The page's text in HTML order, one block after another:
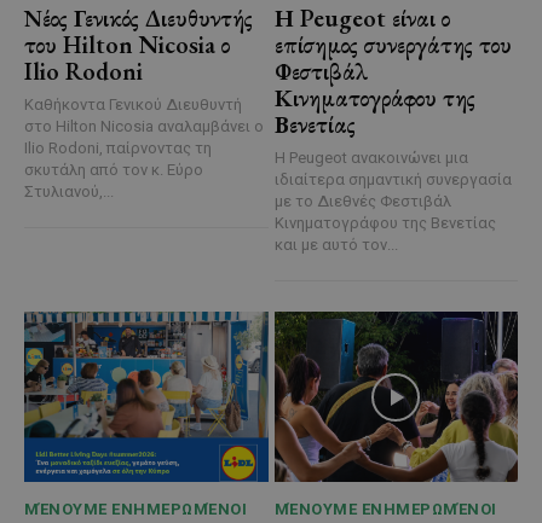
Νέος Γενικός Διευθυντής
του Hilton Nicosia ο
Ilio Rodoni
Καθήκοντα Γενικού Διευθυντή
στο Hilton Nicosia αναλαμβάνει ο
Ilio Rodoni, παίρνοντας τη
σκυτάλη από τον κ. Εύρο
Στυλιανού,...
Η Peugeot είναι ο
επίσημος συνεργάτης του
Φεστιβάλ
Κινηματογράφου της
Βενετίας
Η Peugeot ανακοινώνει μια
ιδιαίτερα σημαντική συνεργασία
με το Διεθνές Φεστιβάλ
Κινηματογράφου της Βενετίας
και με αυτό τον...
ΜΈΝΟΥΜΕ ΕΝΗΜΕΡΩΜΈΝΟΙ ΜΈΝΟΥΜΕ ΕΝΗΜΕΡΩΜΈΝΟΙ